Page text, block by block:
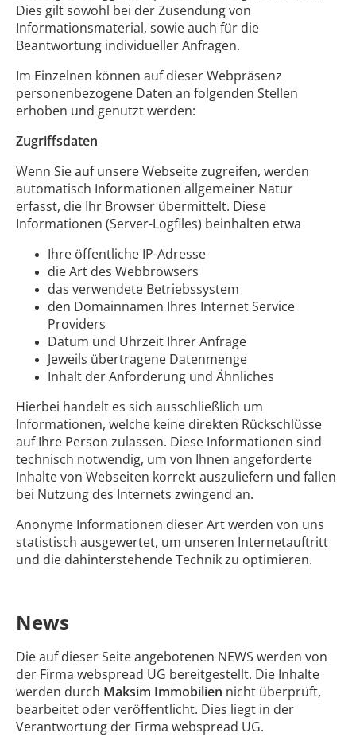
Dies gilt sowohl bei der Zusendung von
Informationsmaterial, sowie auch für die
Beantwortung individueller Anfragen.
Im Einzelnen können auf dieser Webpräsenz
personenbezogene Daten an folgenden Stellen
erhoben und genutzt werden:
Zugriffsdaten
Wenn Sie auf unsere Webseite zugreifen, werden
automatisch Informationen allgemeiner Natur
erfasst, die Ihr Browser übermittelt. Diese
Informationen (Server-Logfiles) beinhalten etwa
Ihre öffentliche IP-Adresse
die Art des Webbrowsers
das verwendete Betriebssystem
den Domainnamen Ihres Internet Service
Providers
Datum und Uhrzeit Ihrer Anfrage
Jeweils übertragene Datenmenge
Inhalt der Anforderung und Ähnliches
Hierbei handelt es sich ausschließlich um
Informationen, welche keine direkten Rückschlüsse
auf Ihre Person zulassen. Diese Informationen sind
technisch notwendig, um von Ihnen angeforderte
Inhalte von Webseiten korrekt auszuliefern und fallen
bei Nutzung des Internets zwingend an.
Anonyme Informationen dieser Art werden von uns
statistisch ausgewertet, um unseren Internetauftritt
und die dahinterstehende Technik zu optimieren.
News
Die auf dieser Seite angebotenen NEWS werden von
der Firma webspread UG bereitgestellt. Die Inhalte
werden durch Maksim Immobilien nicht überprüft,
bearbeitet oder veröffentlicht. Dies liegt in der
Verantwortung der Firma webspread UG.